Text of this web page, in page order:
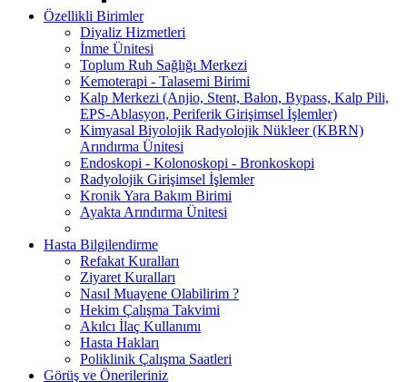
Özellikli Birimler
Diyaliz Hizmetleri
İnme Ünitesi
Toplum Ruh Sağlığı Merkezi
Kemoterapi - Talasemi Birimi
Kalp Merkezi (Anjio, Stent, Balon, Bypass, Kalp Pili,
EPS-Ablasyon, Periferik Girişimsel İşlemler)
Kimyasal Biyolojik Radyolojik Nükleer (KBRN)
Arındırma Ünitesi
Endoskopi - Kolonoskopi - Bronkoskopi
Radyolojik Girişimsel İşlemler
Kronik Yara Bakım Birimi
Ayakta Arındırma Ünitesi
Hasta Bilgilendirme
Refakat Kuralları
Ziyaret Kuralları
Nasıl Muayene Olabilirim ?
Hekim Çalışma Takvimi
Akılcı İlaç Kullanımı
Hasta Hakları
Poliklinik Çalışma Saatleri
Görüş ve Önerileriniz